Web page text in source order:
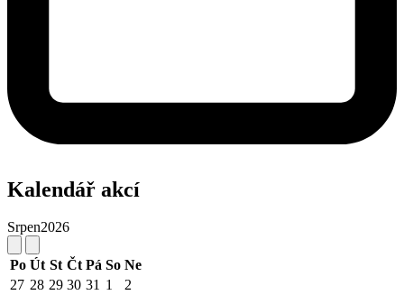
Kalendář akcí
Srpen2026
Po Út St Čt Pá So Ne
27 28 29 30 31 1
2